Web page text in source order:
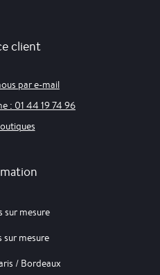
client
par e-mail
: 01 44 19 74 96
sur mesure
sur mesure
/ Bordeaux